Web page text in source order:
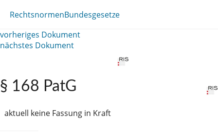
RechtsnormenBundesgesetze
vorheriges Dokument
nächstes Dokument
§ 168 PatG
aktuell keine Fassung in Kraft